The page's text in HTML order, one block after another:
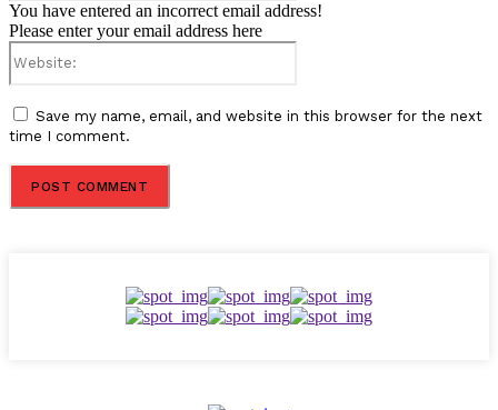
You have entered an incorrect email address!
Please enter your email address here
Save my name, email, and website in this browser for the next
time I comment.